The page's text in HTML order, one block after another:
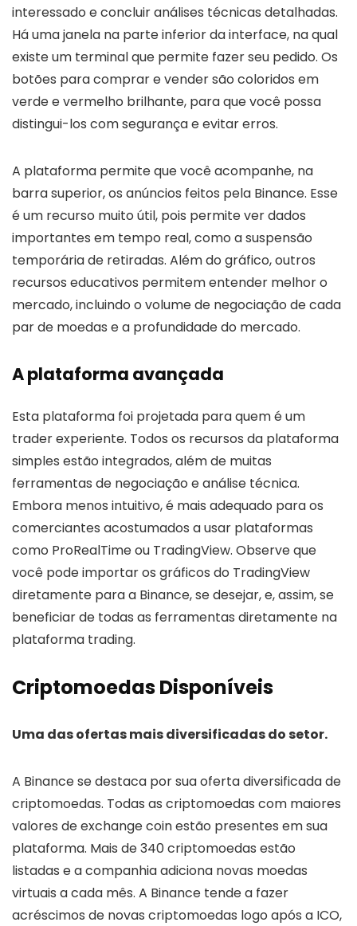
interessado e concluir análises técnicas detalhadas.
Há uma janela na parte inferior da interface, na qual
existe um terminal que permite fazer seu pedido. Os
botões para comprar e vender são coloridos em
verde e vermelho brilhante, para que você possa
distingui-los com segurança e evitar erros.
A plataforma permite que você acompanhe, na
barra superior, os anúncios feitos pela Binance. Esse
é um recurso muito útil, pois permite ver dados
importantes em tempo real, como a suspensão
temporária de retiradas. Além do gráfico, outros
recursos educativos permitem entender melhor o
mercado, incluindo o volume de negociação de cada
par de moedas e a profundidade do mercado.
A plataforma avançada
Esta plataforma foi projetada para quem é um
trader experiente. Todos os recursos da plataforma
simples estão integrados, além de muitas
ferramentas de negociação e análise técnica.
Embora menos intuitivo, é mais adequado para os
comerciantes acostumados a usar plataformas
como ProRealTime ou TradingView. Observe que
você pode importar os gráficos do TradingView
diretamente para a Binance, se desejar, e, assim, se
beneficiar de todas as ferramentas diretamente na
plataforma trading.
Criptomoedas Disponíveis
Uma das ofertas mais diversificadas do setor.
A Binance se destaca por sua oferta diversificada de
criptomoedas. Todas as criptomoedas com maiores
valores de exchange coin estão presentes em sua
plataforma. Mais de 340 criptomoedas estão
listadas e a companhia adiciona novas moedas
virtuais a cada mês. A Binance tende a fazer
acréscimos de novas criptomoedas logo após a ICO,